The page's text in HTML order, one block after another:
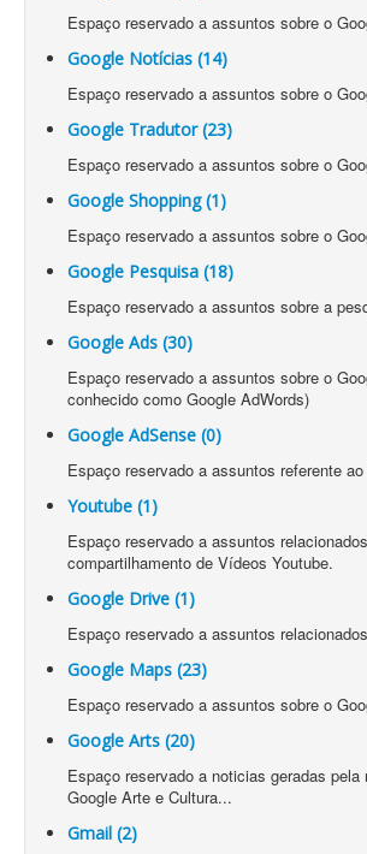
Espaço reservado a assuntos sobre o
Google Notícias (14)
Espaço reservado a assuntos sobre o
Google Tradutor (23)
Espaço reservado a assuntos sobre o
Google Shopping (1)
Espaço reservado a assuntos sobre o
Google Pesquisa (18)
Espaço reservado a assuntos sobre a
Google Ads (30)
Espaço reservado a assuntos sobre o
conhecido como Google AdWords)
Google AdSense (0)
Espaço reservado a assuntos referente
Youtube (1)
Espaço reservado a assuntos
compartilhamento de Vídeos Youtube.
Google Drive (1)
Espaço reservado a assuntos
Google Maps (23)
Espaço reservado a assuntos sobre o
Google Arts (20)
Espaço reservado a noticias geradas pela
Google Arte e Cultura...
Gmail (2)